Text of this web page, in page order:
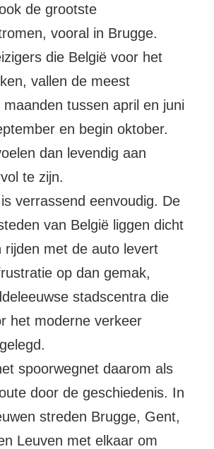
de grootste
vooral in Brugge.
die België voor het
vallen de meest
tussen april en juni
en begin oktober.
dan levendig aan
te zijn.
verrassend eenvoudig. De
van België liggen dicht
rijden met de auto levert
op dan gemak,
stadscentra die
het moderne verkeer
spoorwegnet daarom als
door de geschiedenis. In
streden Brugge, Gent,
Leuven met elkaar om